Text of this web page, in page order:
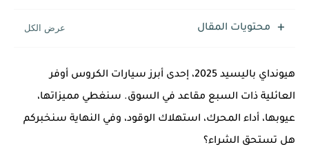
محتويات المقال
هيونداي باليسيد 2025، إحدى أبرز سيارات الكروس أوفر
العائلية ذات السبع مقاعد في السوق. سنغطي مميزاتها،
عيوبها، أداء المحرك، استهلاك الوقود، وفي النهاية سنخبركم
هل تستحق الشراء؟